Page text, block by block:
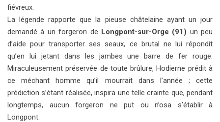
fiévreux.
La légende rapporte que la pieuse châtelaine ayant un jour
demandé à un forgeron de Longpont-sur-Orge (91) un peu
d’aide pour transporter ses seaux, ce brutal ne lui répondit
qu’en lui jetant dans les jambes une barre de fer rouge.
Miraculeusement préservée de toute brûlure, Hodierne prédit à
ce méchant homme qu’il mourrait dans l’année ; cette
prédiction s’étant réalisée, inspira une telle crainte que, pendant
longtemps, aucun forgeron ne put ou n’osa s’établir à
Longpont.